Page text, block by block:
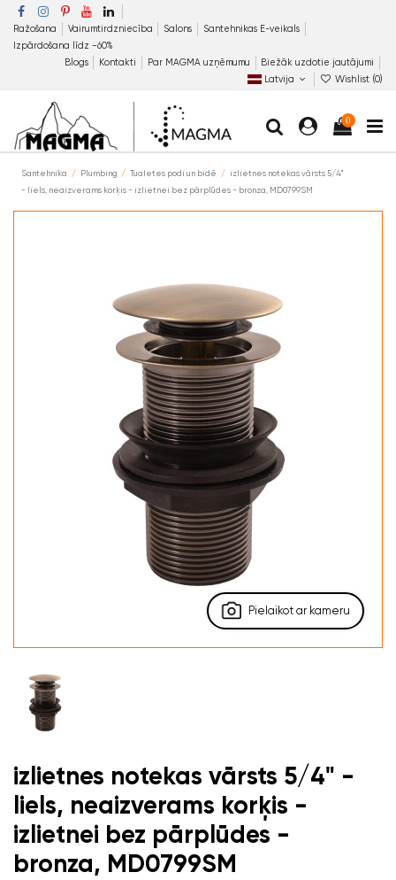
Ražošana Vairumtirdzniecība Salons
Santehnikas E-veikals
Izpārdošana līdz −60%
Blogs
Kontakti Par MAGMA uzņēmumu
Biežāk uzdotie jautājumi
Latvija
Wishlist (0)
0
Santehnika Plumbing Tualetes podi un bidē
izlietnes notekas vārsts 5/4"
- liels, neaizverams korķis - izlietnei bez pārplūdes - bronza, MD0799SM
Pielaikot ar kameru
izlietnes notekas vārsts 5/4" -
liels, neaizverams korķis -
izlietnei bez pārplūdes -
bronza, MD0799SM